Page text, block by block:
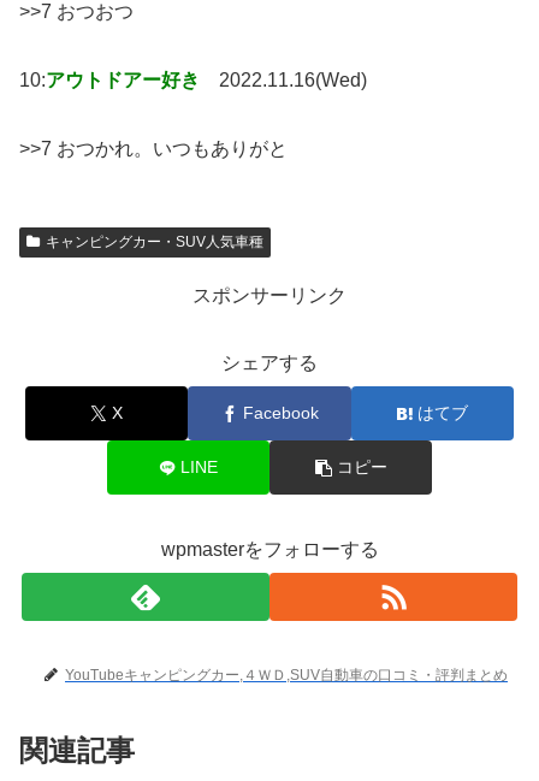
>>7 おつおつ
10:アウトドアー好き 2022.11.16(Wed)
>>7 おつかれ。いつもありがと
キャンピングカー・SUV人気車種
スポンサーリンク
シェアする
X Facebook はてブ
LINE コピー
wpmasterをフォローする
YouTubeキャンピングカー,４ＷＤ,SUV自動車の口コミ・評判まとめ
関連記事